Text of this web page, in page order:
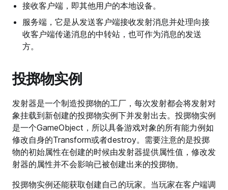
接收客户端，即其他用户的本地设备。
服务端，它是从发送客户端接收发射消息并处理向接
收客户端传递消息的中转站，也可作为消息的发送
方。
投掷物实例
发射器是一个制造投掷物的工厂，每次发射都会将发射对
象挂载到新创建的投掷物实例下并发射出去。投掷物实例
是一个GameObject，所以具备游戏对象的所有能力例如
修改自身的Transform或者destroy。需要注意的是投掷
物的初始属性在创建的时候由发射器提供属性值，修改发
射器的属性并不会影响已被创建出来的投掷物。
投掷物实例还能获取创建自己的玩家。当玩家在客户端调